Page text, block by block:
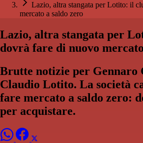
Lazio, altra stangata per Lotito: il
mercato a saldo zero
Lazio, altra stangata per
dovrà fare di nuovo
Brutte notizie per Gennaro
Claudio Lotito. La società
fare mercato a saldo zero:
per acquistare.